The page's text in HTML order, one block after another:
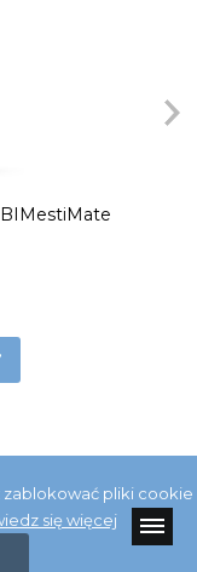
BIMestiMate
zablokować pliki cookie
się więcej